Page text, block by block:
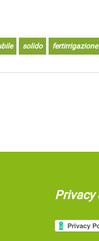
solido fertirrigazione
Privacy